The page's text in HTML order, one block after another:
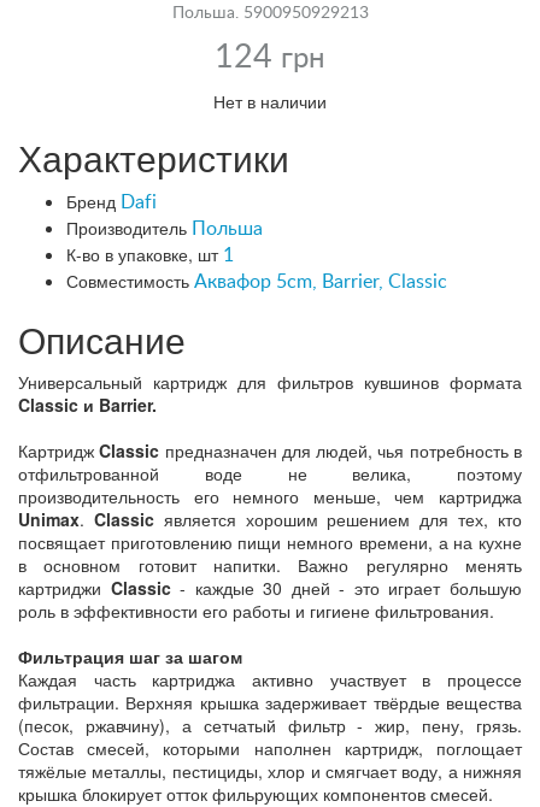
Польша. 5900950929213
124 грн
Нет в наличии
Характеристики
Бренд Dafi
Производитель Польша
К-во в упаковке, шт 1
Совместимость Аквафор 5cm, Barrier, Classic
Описание
Универсальный картридж для фильтров кувшинов формата
Classic и Barrier.
КартриджClassic предназначен для людей, чья потребность в
отфильтрованной воде не велика, поэтому
производительность его немного меньше, чем картриджа
Unimax. Classic является хорошим решением для тех, кто
посвящает приготовлению пищи немного времени, а на кухне
в основном готовит напитки. Важно регулярно менять
картриджи Classic- каждые 30 дней - это играет большую
роль в эффективности его работы и гигиене фильтрования.
Фильтрация шаг за шагом
Каждая часть картриджа активно участвует в процессе
фильтрации. Верхняя крышка задерживает твёрдые вещества
(песок, ржавчину), а сетчатый фильтр - жир, пену, грязь.
Состав смесей, которыми наполнен картридж, поглощает
тяжёлые металлы, пестициды, хлор и смягчает воду, а нижняя
крышка блокирует отток фильрующих компонентов смесей.